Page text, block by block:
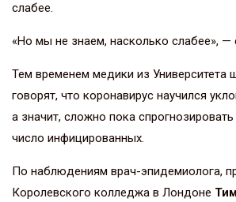
слабее.
«Но мы не знаем, насколько слабее», —
Тем временем медики из Университета
говорят, что коронавирус научился
а значит, сложно пока
число инфицированных.
По наблюдениям врач-эпидемиолога,
Королевского колледжа в Лондоне